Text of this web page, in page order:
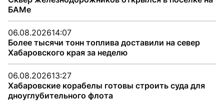
БАМе
06.08.202614:07
Более тысячи тонн топлива доставили на север
Хабаровского края за неделю
06.08.202613:27
Хабаровские корабелы готовы строить суда для
дноуглубительного флота